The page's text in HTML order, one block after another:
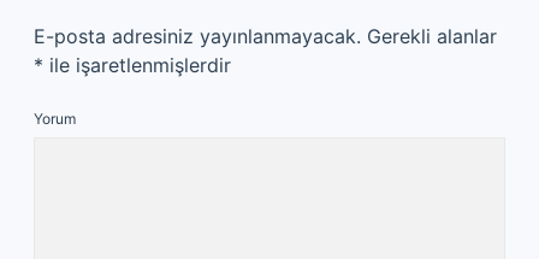
E-posta adresiniz yayınlanmayacak. Gerekli alanlar
* ile işaretlenmişlerdir
Yorum